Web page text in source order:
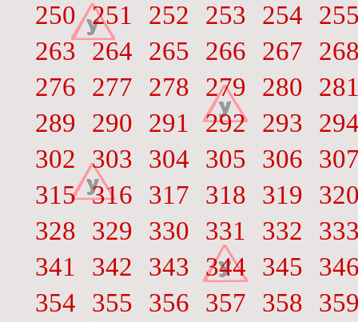
250 251 252 253 254
263
264 265 266 267
276
277 278 279 280
289
290 291 292 293
302
303 304 305 306
315 316 317 318 319
328
329 330 331 332
341
342 343 344 345
354
355 356 357 358